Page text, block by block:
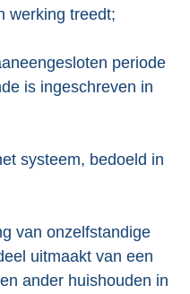
werking treedt;
periode
is ingeschreven in
systeem, bedoeld in
van onzelfstandige
uitmaakt van een
ander huishouden in